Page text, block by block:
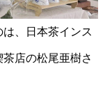
、日本茶インス
店の松尾亜樹さ